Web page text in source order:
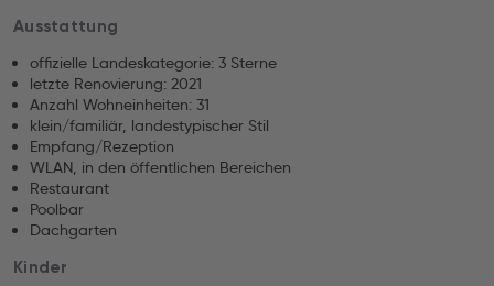
Ausstattung
offizielle Landeskategorie: 3 Sterne
letzte Renovierung: 2021
Anzahl Wohneinheiten: 31
klein/familiär, landestypischer Stil
Empfang/Rezeption
WLAN, in den öffentlichen Bereichen
Restaurant
Poolbar
Dachgarten
Kinder